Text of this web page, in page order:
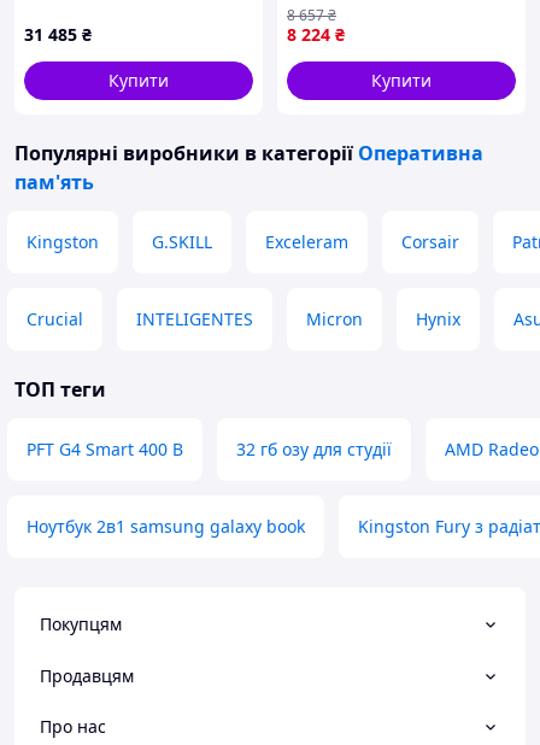
M5 Neo RGB Matte White
G.Skill (F5
31 485 ₴
Купити
Black Goodram (IR-
X3200D464L16SA/16GDC)
8 224 ₴
8 657₴
Купити
Популярні виробники в категорії Оперативна
пам'ять
Kingston G.SKILL Exceleram Corsair
Crucial INTELIGENTES Micron Hynix
ТОП теги
PFT G4 Smart 400 В 32 гб озу для студії AMD
Ноутбук 2в1 samsung galaxy book Kingston Fury з
Покупцям
Продавцям
Про нас